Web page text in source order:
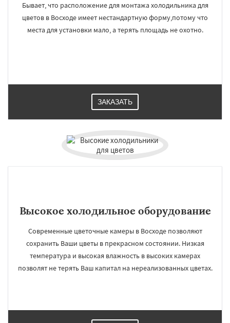
Бывает, что расположение для монтажа холодильника для
цветов в Восходе имеет нестандартную форму,потому что
места для установки мало, а терять площадь не охотно.
ЗАКАЗАТЬ
Высокое холодильное оборудование
Современные цветочные камеры в Восходе позволяют
сохранить Ваши цветы в прекрасном состоянии. Низкая
температура и высокая влажность в высоких камерах
позволят не терять Ваш капитал на нереализованных цветах.